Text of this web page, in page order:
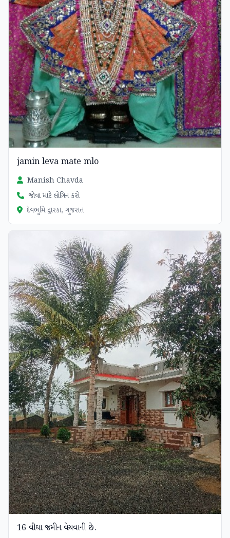
jamin leva mate mlo
Manish Chavda
જોવા માટે લોગિન કરો
દેવભુમિ દ્વારકા, ગુજરાત
16 વીઘા જમીન વેચવાની છે.